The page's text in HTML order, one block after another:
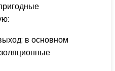
в основном